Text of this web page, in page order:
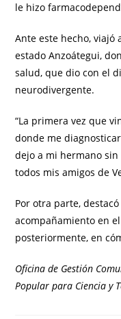
le hizo
Ante este hecho, viajó
estado Anzoátegui,
salud, que dio con el
neurodivergente.
“La primera vez que
donde me
dejo a mi hermano sin
todos mis amigos de
Por otra parte,
acompañamiento en
posteriormente, en
Oficina de Gestión
Popular para Ciencia y